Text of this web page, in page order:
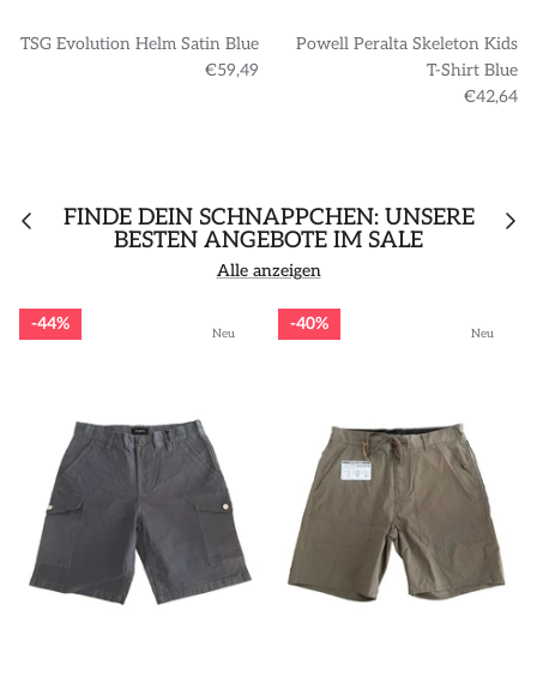
TSG Evolution Helm Satin Blue
€59,49
Powell Peralta Skeleton Kids
T-Shirt Blue
€42,64
FINDE DEIN SCHNÄPPCHEN: UNSERE
BESTEN ANGEBOTE IM SALE
Alle anzeigen
Neu
44% Neu
40%